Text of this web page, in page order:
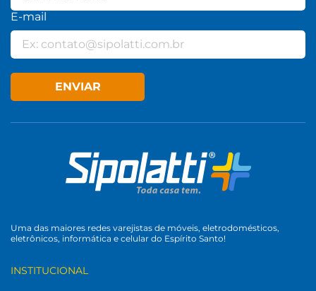
E-mail
ENVIAR
Uma das maiores redes varejistas de móveis, eletrodomésticos,
eletrônicos, informática e celular do Espírito Santo!
INSTITUCIONAL